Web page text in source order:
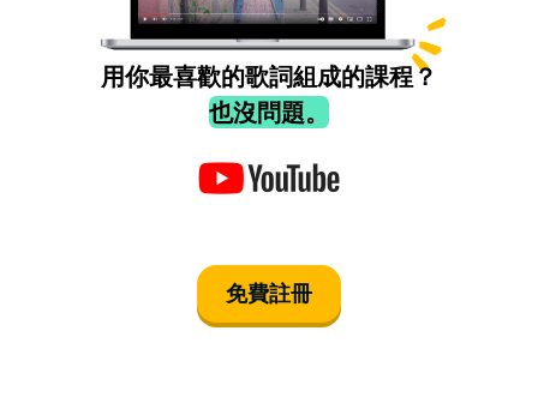
用你最喜歡的歌詞組成的課程？
也沒問題。
免費註冊